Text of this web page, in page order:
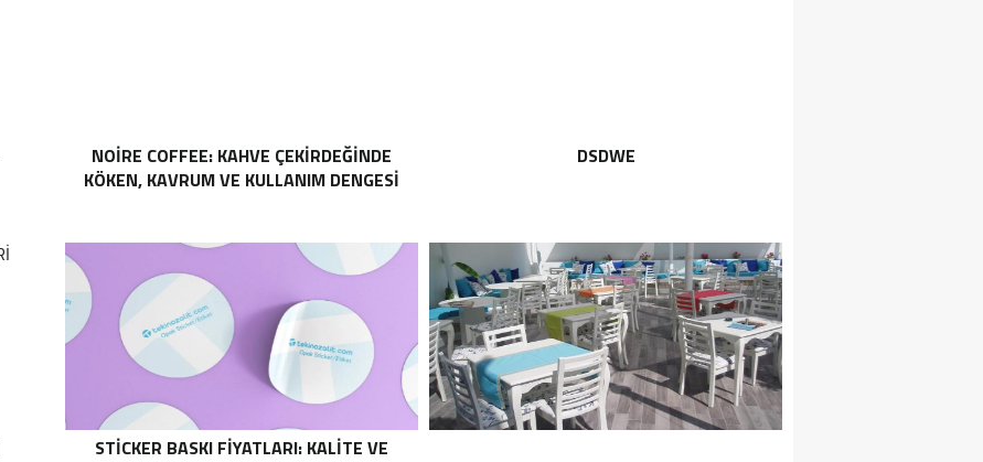
NOIRE COFFEE: KAHVE ÇEKIRDEĞINDE
KÖKEN, KAVRUM VE KULLANIM DENGESI
DSDWE
STICKER BASKI FIYATLARI: KALITE VE